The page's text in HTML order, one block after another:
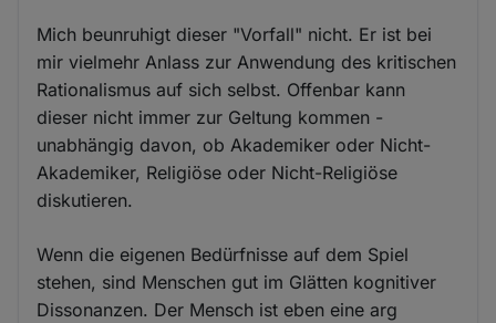
Mich beunruhigt dieser "Vorfall" nicht. Er ist bei
mir vielmehr Anlass zur Anwendung des kritischen
Rationalismus auf sich selbst. Offenbar kann
dieser nicht immer zur Geltung kommen -
unabhängig davon, ob Akademiker oder Nicht-
Akademiker, Religiöse oder Nicht-Religiöse
diskutieren.
Wenn die eigenen Bedürfnisse auf dem Spiel
stehen, sind Menschen gut im Glätten kognitiver
Dissonanzen. Der Mensch ist eben eine arg